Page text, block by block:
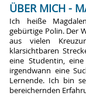
ÜBER MICH -
Ich heiße
gebürtige Polin. Der
aus vielen
klarsichtbaren
eine Studentin,
irgendwann eine
Lernende. Ich bin
bereichernden